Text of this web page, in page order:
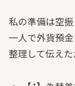
私の準備は空
一人で外貨預
整理して伝えた